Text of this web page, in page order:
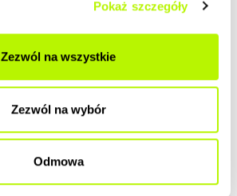
Pokaż szczegóły
Zezwól na wszystkie
Zezwól na wybór
Odmowa